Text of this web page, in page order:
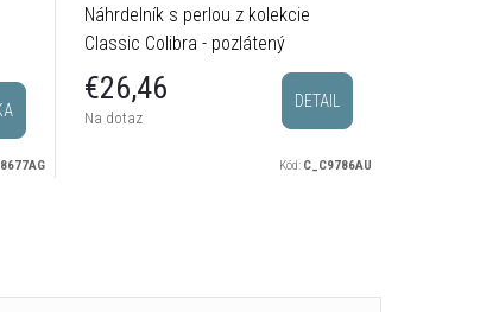
Náhrdelník s perlou z kolekcie
Classic Colibra - pozlátený
€26,46
Na dotaz
DETAIL
Kód: C_C9786AU